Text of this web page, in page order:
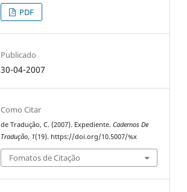
PDF
Publicado
30-04-2007
Como Citar
de Tradução, C. (2007). Expediente.Cadernos De
Tradução, 1(19). https://doi.org/10.5007/%x
Fomatos de Citação